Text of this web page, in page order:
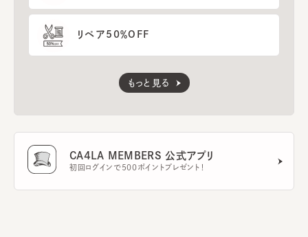
リペア50％OFF
もっと見る
CA4LA MEMBERS 公式アプリ
初回ログインで500ポイントプレゼント！